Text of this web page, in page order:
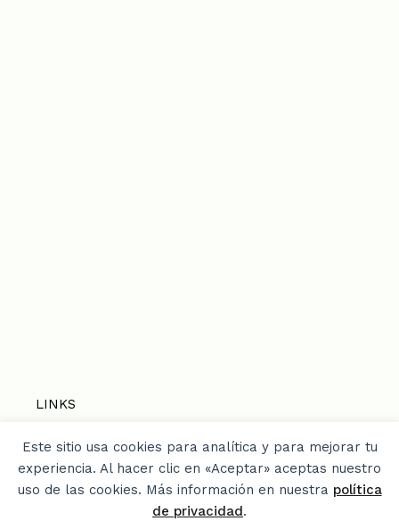
Este sitio usa cookies para analítica y para mejorar tu
experiencia. Al hacer clic en «Aceptar» aceptas nuestro
uso de las cookies. Más información en nuestra política
de privacidad.
LINKS
Home
Privacy Policy